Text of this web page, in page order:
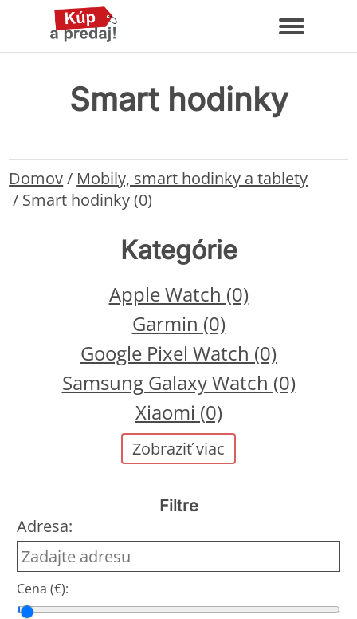
Smart hodinky
Domov/ Mobily, smart hodinky a tablety
/ Smart hodinky (0)
Kategórie
Apple Watch (0)
Garmin (0)
Google Pixel Watch (0)
Samsung Galaxy Watch (0)
Xiaomi (0)
Zobraziť viac
Filtre
Adresa:
Cena (€):
Cena od
Cena do